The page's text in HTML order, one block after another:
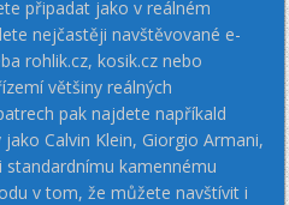
připadat jako v reálném
nejčastěji navštěvované e-
rohlik.cz, kosik.cz nebo
většiny reálných
pak najdete napříkald
Calvin Klein, Giorgio Armani,
standardnímu kamennému
v tom, že můžete navštívit i